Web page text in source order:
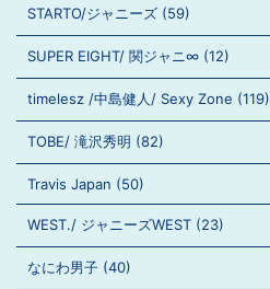
STARTO/ジャニーズ (59)
SUPER EIGHT/ 関ジャニ∞ (12)
timelesz /中島健人/ Sexy Zone (119)
TOBE/ 滝沢秀明 (82)
Travis Japan (50)
WEST./ ジャニーズWEST (23)
なにわ男子 (40)